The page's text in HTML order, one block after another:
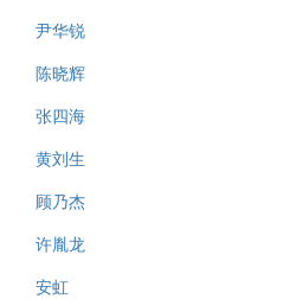
尹华锐
陈晓辉
张四海
黄刘生
顾乃杰
许胤龙
安虹